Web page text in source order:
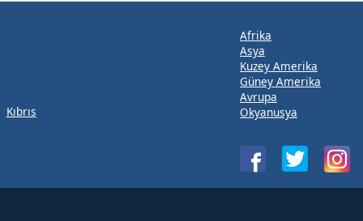
Kıbrıs
Afrika
Asya
Kuzey Amerika
Güney Amerika
Avrupa
Okyanusya